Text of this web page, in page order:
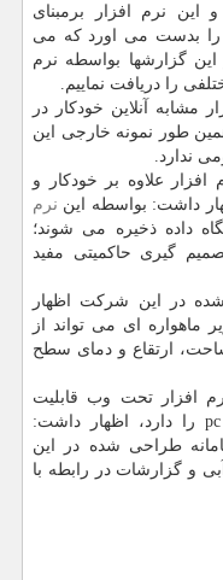
نرم افزار برمبنای
را بدست می اورد که می
این گزارشها بواسطه نرم
را دریافت نماییم.
مشابه آنلاین خودکار در
طور نمونه خارجی این
ندارد.
افزار علاوه بر خودکار و
داشت: بواسطه این نرم
داده ذخیره می شوند؛
گیری حاکمیتی مفید
در این شرکت اظهار
ماهواره ای می تواند از
ارتقاع و دمای سطح
افزار تحت وب قابلیت
همراه و سیستم های pc را دارد، اظهار داشت:
طراحی شده در این
و گزارشات در رابطه با